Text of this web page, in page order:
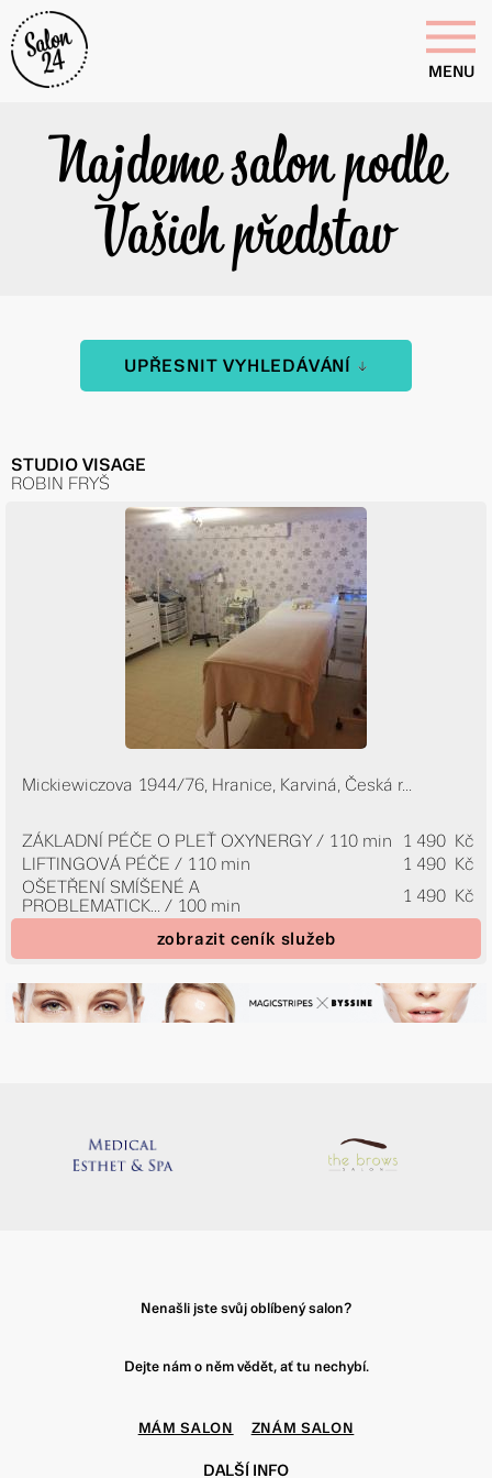
MENU
Najdeme salon podle
Vašich představ
UPŘESNIT VYHLEDÁVÁNÍ
STUDIO VISAGE
ROBIN FRYŠ
Mickiewiczova 1944/76, Hranice, Karviná, Česká r...
ZÁKLADNÍ PÉČE O PLEŤ OXYNERGY / 110 min
1 490 Kč
LIFTINGOVÁ PÉČE / 110 min
1 490 Kč
OŠETŘENÍ SMÍŠENÉ A
PROBLEMATICK...
/ 100 min
1 490 Kč
zobrazit ceník služeb
Nenašli jste svůj oblíbený salon?
Dejte nám o něm vědět, ať tu nechybí.
MÁM SALON ZNÁM SALON
DALŠÍ INFO